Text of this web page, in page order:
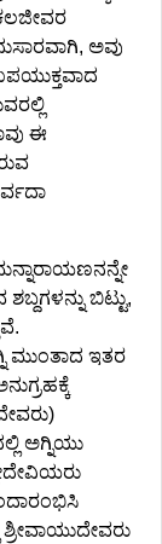
ಅವು
ಈ
ಬಿಟ್ಟು,
ಮುಂತಾದ ಇತರ
ಅಗ್ನಿಯು